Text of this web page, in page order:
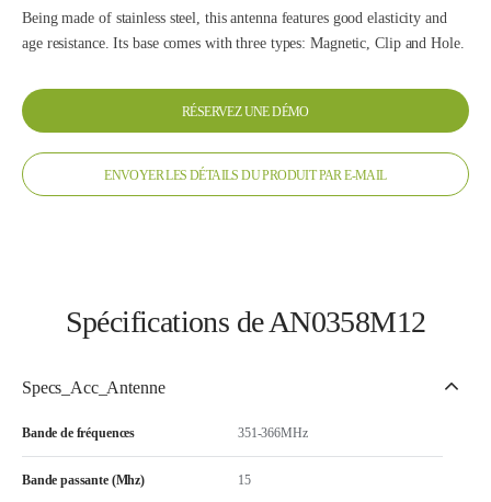
Being made of stainless steel, this antenna features good elasticity and
age resistance. Its base comes with three types: Magnetic, Clip and Hole.
RÉSERVEZ UNE DÉMO
ENVOYER LES DÉTAILS DU PRODUIT PAR E-MAIL
Spécifications de AN0358M12
Specs_Acc_Antenne
Bande de fréquences 351-366MHz
Bande passante (Mhz) 15